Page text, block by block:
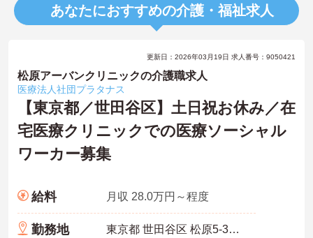
あなたにおすすめの介護・福祉求人
更新日：2026年03月19日 求人番号：9050421
松原アーバンクリニックの介護職求人
医療法人社団プラタナス
【東京都／世田谷区】土日祝お休み／在
宅医療クリニックでの医療ソーシャル
ワーカー募集
給料 月収 28.0万円～程度
勤務地 東京都 世田谷区 松原5-34-6 アリア松原1